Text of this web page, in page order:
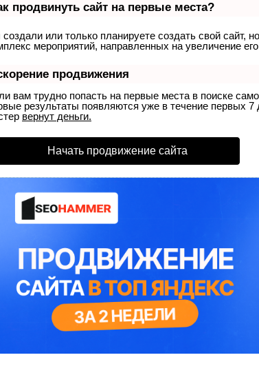
продвинуть сайт на первые места?
или только планируете создать свой сайт,
мероприятий, направленных на увеличение
продвижения
вам трудно попасть на первые места в поиске
результаты появляются уже в течение первых
вернут деньги.
Начать продвижение сайта